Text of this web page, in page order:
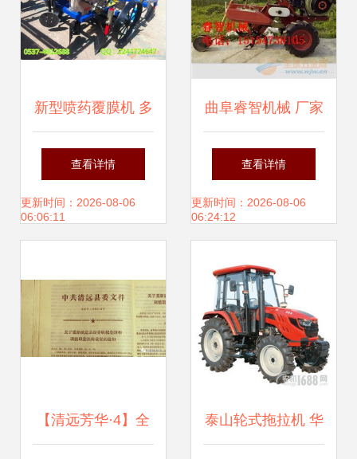
新型喷药覆膜机 多
功能播种覆膜机引
领农业机械化新变
查看详情
更新时间：2026-08-06
06:06:11
曲阜睿智机械 厂家
直销开沟机，专注
农业机械优质销售
查看详情
更新时间：2026-08-06
06:24:12
【清远芳华·4】全 泰山轮式拖拉机 华